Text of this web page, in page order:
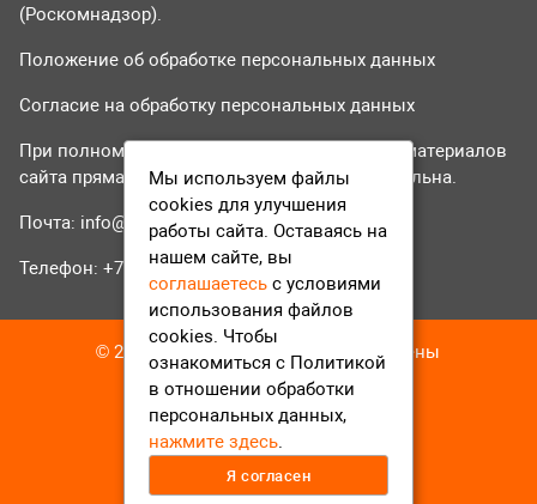
(Роскомнадзор).
Положение об обработке персональных данных
Согласие на обработку персональных данных
При полном или частичном использовании материалов
сайта прямая гиперссылка на tvr24.tv обязательна.
Почта: info@tvr24.tv
Телефон: +7 (496) 551-04-95
© 2016-2023 ТВР24 Все права защищены
Мы используем файлы
cookies для улучшения
работы сайта. Оставаясь на
нашем сайте, вы
соглашаетесь с условиями
использования файлов
cookies. Чтобы
ознакомиться с Политикой
в отношении обработки
персональных данных,
нажмите здесь.
Я согласен